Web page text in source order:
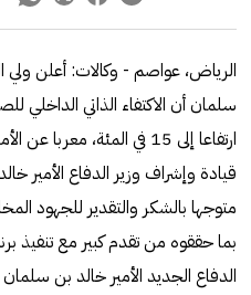
الرياض، عواصم - وكالات: أعلن ولي
سلمان أن الاكتفاء الذاتي الداخلي
قيادة وإشراف وزير الدفاع الأمير
متوجها بالشكر والتقدير للجهود
بما حققوه من تقدم كبير مع تنفيذ
الدفاع الجديد الأمير خالد بن